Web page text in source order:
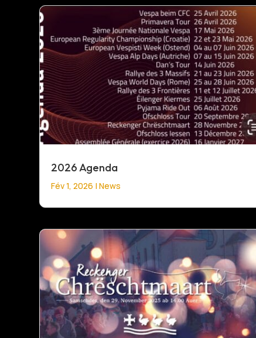
2026 Agenda
Fév 1, 2026 |News